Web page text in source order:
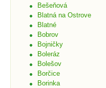
Bešeňová
Blatná na Ostrove
Blatné
Bobrov
Bojničky
Boleráz
Bolešov
Borčice
Borinka